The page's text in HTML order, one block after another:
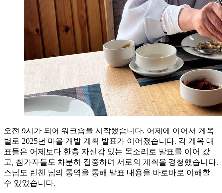
오전 9시가 되어 워크숍을 시작했습니다. 어제에 이어서 게옥
별로 2025년 마을 개발 계획 발표가 이어졌습니다. 각 게옥 대
표들은 어제보다 한층 자신감 있는 목소리로 발표를 이어 갔
고, 참가자들도 차분히 집중하며 서로의 계획을 경청했습니다.
스님도 린첸 님의 통역을 통해 발표 내용을 바로바로 이해할
수 있었습니다.